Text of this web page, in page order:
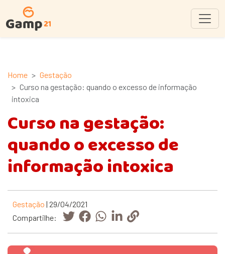
Home
Gestação
Curso na gestação: quando o excesso de informação
intoxica
Curso na gestação:
quando o excesso de
informação intoxica
Gestação | 29/04/2021
Compartilhe: